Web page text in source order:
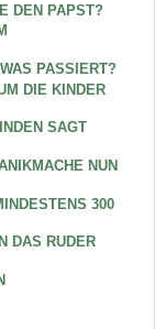
DEN PAPST?
PASSIERT?
DIE KINDER
SAGT
NUN
300
DAS RUDER